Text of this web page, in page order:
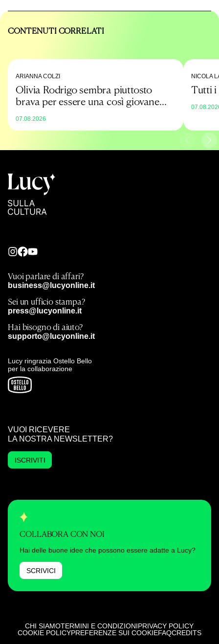
CONTENUTI CORRELATI
ARIANNA COLZI
Olivia Rodrigo sembra piuttosto
brava per essere una così giovane
promessa
07.08.2026
NICOLA
Tutti i
Vuoi parlare di affari?
business@lucyonline.it
Sei un ufficio stampa?
press@lucyonline.it
Hai bisogno di aiuto?
supporto@lucyonline.it
Lucy ringrazia Ostello Bello
per la collaborazione
VUOI RICEVERE
LA NOSTRA NEWSLETTER?
ISCRIVITI
COLLABORA CON NOI
Hai delle buone idee che possono essere adatte a Lucy?
SCRIVICI
CHI SIAMOTERMINI E CONDIZIONIPRIVACY POLICY
COOKIE POLICYPREFERENZE SUI COOKIEFAQCREDITS